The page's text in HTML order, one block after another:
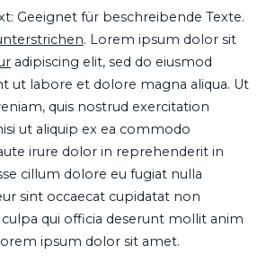
Geeignet für beschreibende Texte.
. Lorem ipsum dolor sit
adipiscing elit, sed do eiusmod
ut labore et dolore magna aliqua. Ut
quis nostrud exercitation
ut aliquip ex ea commodo
irure dolor in reprehenderit in
cillum dolore eu fugiat nulla
sint occaecat cupidatat non
qui officia deserunt mollit anim
ipsum dolor sit amet.